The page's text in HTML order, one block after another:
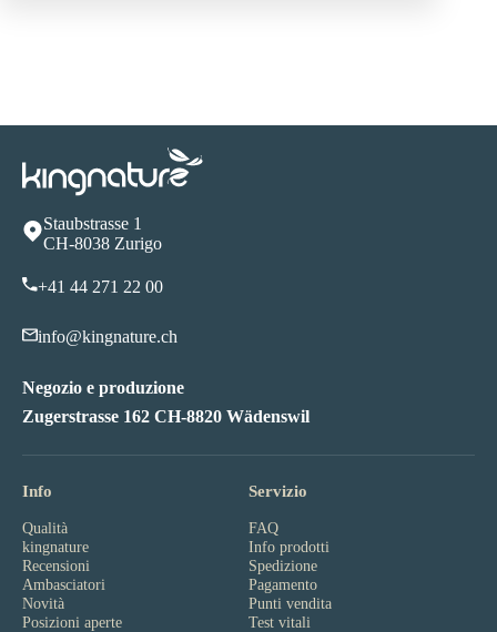
Staubstrasse 1
CH-8038 Zurigo
+41 44 271 22 00
info@kingnature.ch
Negozio e produzione
Zugerstrasse 162 CH-8820 Wädenswil
Info
Qualità
kingnature
Recensioni
Ambasciatori
Novità
Posizioni aperte
Servizio
FAQ
Info prodotti
Spedizione
Pagamento
Punti vendita
Test vitali